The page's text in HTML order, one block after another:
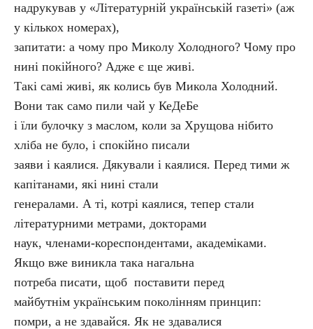
надрукував у «Літературній українській газеті» (аж
у кількох номерах),
запитати: а чому про Миколу Холодного? Чому про
нині покійного? Адже є ще живі.
Такі самі живі, як колись був Микола Холодний.
Вони так само пили чай у КеДеБе
і їли булочку з маслом, коли за Хрущова нібито
хліба не було, і спокійно писали
заяви і каялися. Дякували і каялися. Перед тими ж
капітанами, які нині стали
генералами. А ті, котрі каялися, тепер стали
літературними метрами, докторами
наук, членами-корес­пондентами, академіками.
Якщо вже виникла така нагальна
потреба писати, щоб поставити перед
майбутнім українським поколінням принцип:
помри, а не здавайся. Як не здавалися